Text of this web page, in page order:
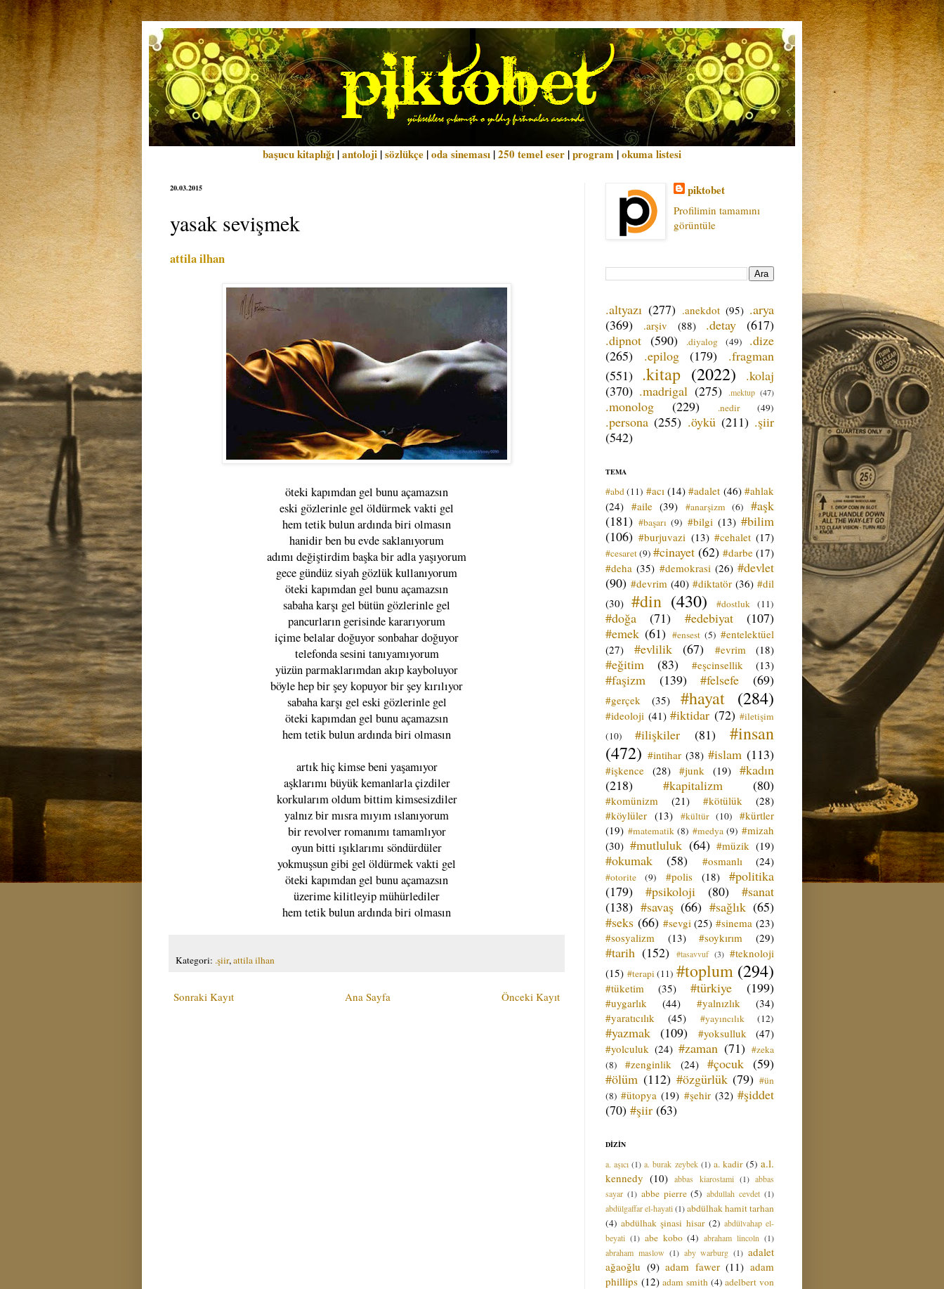
başucu kitaplığı |antoloji |sözlükçe |oda sineması |250 temel eser |program |okuma listesi
20.03.2015
yasak sevişmek
attila ilhan
öteki kapımdan gel bunu açamazsın
eski gözlerinle gel öldürmek vakti gel
hem tetik bulun ardında biri olmasın
hanidir ben bu evde saklanıyorum
adımı değiştirdim başka bir adla yaşıyorum
gece gündüz siyah gözlük kullanıyorum
öteki kapımdan gel bunu açamazsın
sabaha karşı gel bütün gözlerinle gel
pancurların gerisinde kararıyorum
içime belalar doğuyor sonbahar doğuyor
telefonda sesini tanıyamıyorum
yüzün parmaklarımdan akıp kayboluyor
böyle hep bir şey kopuyor bir şey kırılıyor
sabaha karşı gel eski gözlerinle gel
öteki kapımdan gel bunu açamazsın
hem tetik bulun ardında biri olmasın
artık hiç kimse beni yaşamıyor
aşklarımı büyük kemanlarla çizdiler
korkularım oldum bittim kimsesizdiler
yalnız bir mısra mıyım ıslanıyorum
bir revolver romanımı tamamlıyor
oyun bitti ışıklarımı söndürdüler
yokmuşsun gibi gel öldürmek vakti gel
öteki kapımdan gel bunu açamazsın
üzerime kilitleyip mühürlediler
hem tetik bulun ardında biri olmasın
Kategori: .şiir,attila ilhan
Sonraki Kayıt Önceki Kayıt
Ana Sayfa
piktobet
Profilimin tamamını
görüntüle
.altyazı (277) .anekdot (95) .arya
(369)
.arşiv (88) .detay
(617)
.dipnot (590) .diyalog (49)
.dize
(265)
.epilog (179)
.fragman
(551) .kitap (2022)
.kolaj
(370) .madrigal (275) .mektup (47)
.monolog (229) .nedir (49)
.persona (255) .öykü (211) .şiir
(542)
TEMA
#abd (11) #acı (14) #adalet (46) #ahlak
(24) #aile (39) #anarşizm (6)
#aşk
(181) #başarı (9) #bilgi (13) #bilim
(106) #burjuvazi (13) #cehalet (17)
#cesaret(9) #cinayet (62) #darbe (17)
#deha (35) #demokrasi (26) #devlet
(90) #devrim (40) #diktatör (36) #dil
(30) #din (430) #dostluk (11)
#doğa (71) #edebiyat
(107)
#emek (61) #ensest (5) #entelektüel
(27)
#evlilik (67) #evrim (18)
#eğitim (83) #eşcinsellik (13)
#faşizm (139) #felsefe (69)
#gerçek (35) #hayat (284)
#ideoloji (41) #iktidar (72) #iletişim
(10)
#ilişkiler (81)
#insan
(472) #intihar (38) #islam (113)
#işkence (28) #junk (19) #kadın
(218)
#kapitalizm (80)
#komünizm (21) #kötülük
(28)
#köylüler (13) #kültür (10)
#kürtler
(19) #matematik (8) #medya (9) #mizah
(30) #mutluluk (64) #müzik (19)
#okumak (58) #osmanlı (24)
#otorite (9) #polis (18)
#politika
(179)
#psikoloji (80)
#sanat
(138) #savaş (66) #sağlık (65)
#seks (66) #sevgi (25) #sinema (23)
#sosyalizm
(13) #soykırım (29)
#tarih (152) #tasavvuf (3) #teknoloji
(15) #terapi (11) #toplum (294)
#tüketim (35) #türkiye (199)
#uygarlık (44) #yalnızlık
(34)
#yaratıcılık
(45) #yayıncılık (12)
#yazmak (109) #yoksulluk
(47)
#yolculuk (24) #zaman (71) #zeka
(8)
#zenginlik (24) #çocuk (59)
#ölüm (112) #özgürlük (79) #ün
(8) #ütopya (19) #şehir (32) #şiddet
(70) #şiir (63)
DİZİN
a. aşıcı (1) a. burak zeybek (1) a. kadir (5) a.l.
kennedy (10) abbas kiarostami (1) abbas
sayar (1) abbe pierre (5) abdullah cevdet (1)
abdülgaffar el-hayati(1)abdülhak hamit tarhan
(4) abdülhak şinasi hisar (2) abdülvahap el-
beyati (1) abe kobo (4) abraham lincoln (1)
abraham maslow (1) aby warburg (1) adalet
ağaoğlu (9) adam fawer (11) adam
phillips (12) adam smith (4) adelbert von